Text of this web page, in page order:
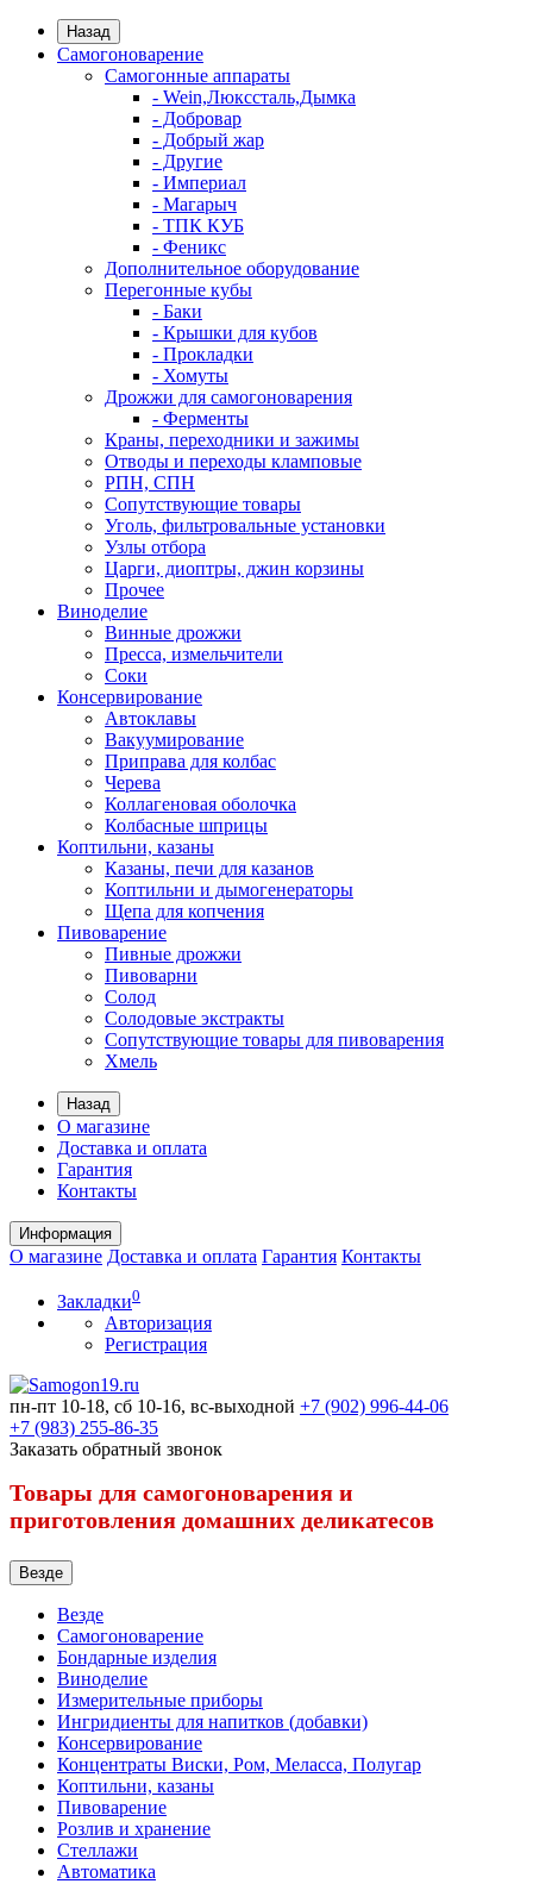
Назад
Самогоноварение
Самогонные аппараты
- Wein,Люкссталь,Дымка
- Добровар
- Добрый жар
- Другие
- Империал
- Магарыч
- ТПК КУБ
- Феникс
Дополнительное оборудование
Перегонные кубы
- Баки
- Крышки для кубов
- Прокладки
- Хомуты
Дрожжи для самогоноварения
- Ферменты
Краны, переходники и зажимы
Отводы и переходы кламповые
РПН, СПН
Сопутствующие товары
Уголь, фильтровальные установки
Узлы отбора
Царги, диоптры, джин корзины
Прочее
Виноделие
Винные дрожжи
Пресса, измельчители
Соки
Консервирование
Автоклавы
Вакуумирование
Приправа для колбас
Черева
Коллагеновая оболочка
Колбасные шприцы
Коптильни, казаны
Казаны, печи для казанов
Коптильни и дымогенераторы
Щепа для копчения
Пивоварение
Пивные дрожжи
Пивоварни
Солод
Солодовые экстракты
Сопутствующие товары для пивоварения
Хмель
Назад
О магазине
Доставка и оплата
Гарантия
Контакты
Информация
О магазине Доставка и оплата Гарантия Контакты
Закладки0
Авторизация
Регистрация
пн-пт 10-18, сб 10-16, вс-выходной +7 (902) 996-44-06
+7 (983) 255-86-35
Заказать обратный звонок
Товары для самогоноварения и
приготовления домашних деликатесов
Везде
Везде
Самогоноварение
Бондарные изделия
Виноделие
Измерительные приборы
Ингридиенты для напитков (добавки)
Консервирование
Концентраты Виски, Ром, Меласса, Полугар
Коптильни, казаны
Пивоварение
Розлив и хранение
Стеллажи
Автоматика